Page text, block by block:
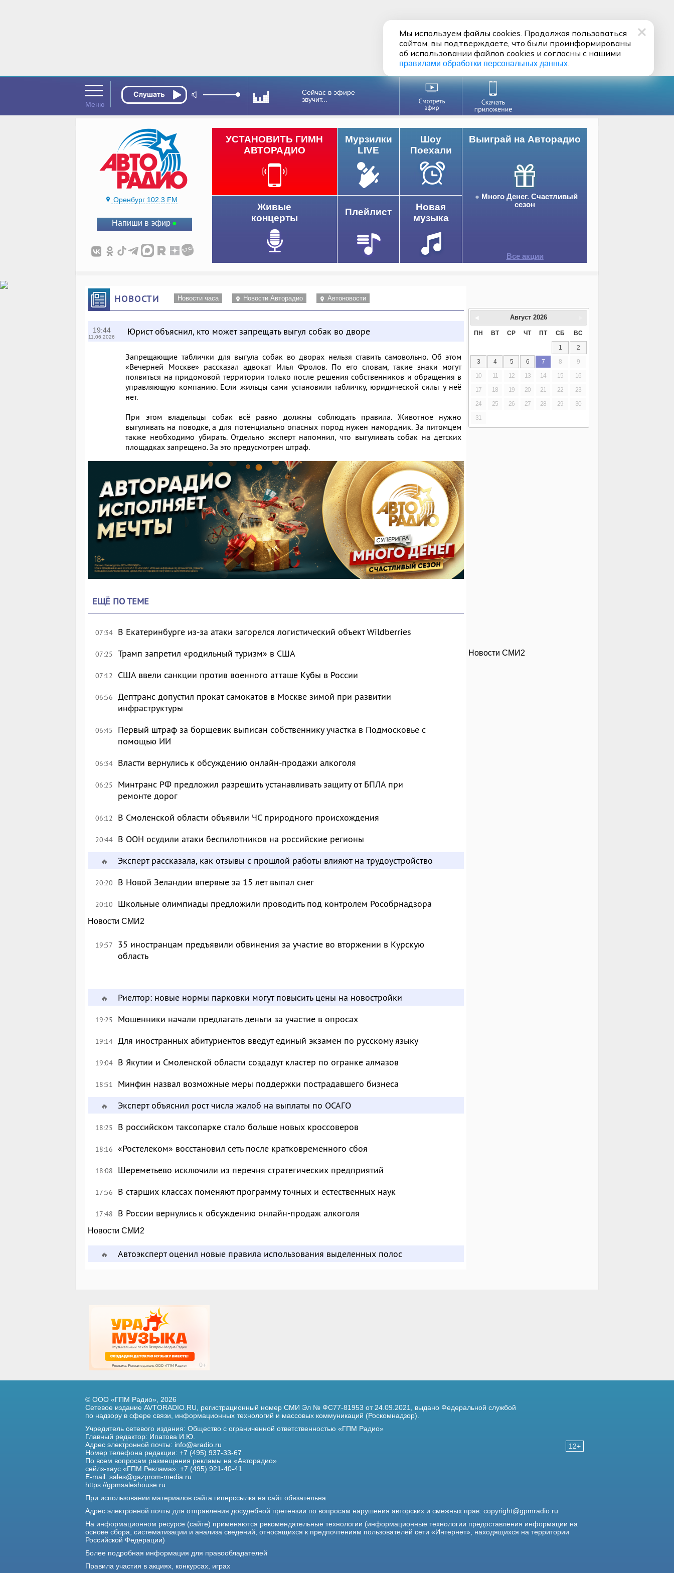
Сейчас в эфире
звучит...
Оренбург 102.3 FM
Напиши в эфир
Выиграй на Авторадио
Много Денег. Счастливый
сезон
Все акции
УСТАНОВИТЬ ГИМН
АВТОРАДИО
Мурзилки
LIVE
Шоу
Поехали
Живые
концерты
Плейлист
Новая
музыка
НОВОСТИ Новости часа Новости Авторадио Автоновости
19:44
11.06.2026 Юрист объяснил, кто может запрещать выгул собак во дворе
Запрещающие таблички для выгула собак во дворах нельзя ставить самовольно. Об этом
«Вечерней Москве» рассказал адвокат Илья Фролов. По его словам, такие знаки могут
появиться на придомовой территории только после решения собственников и обращения в
управляющую компанию. Если жильцы сами установили табличку, юридической силы у неё
нет.
При этом владельцы собак всё равно должны соблюдать правила. Животное нужно
выгуливать на поводке, а для потенциально опасных пород нужен намордник. За питомцем
также необходимо убирать. Отдельно эксперт напомнил, что выгуливать собак на детских
площадках запрещено. За это предусмотрен штраф.
ЕЩЁ ПО ТЕМЕ
07:34 В Екатеринбурге из-за атаки загорелся логистический объект Wildberries
07:25 Трамп запретил «родильный туризм» в США
07:12 США ввели санкции против военного атташе Кубы в России
06:56 Дептранс допустил прокат самокатов в Москве зимой при развитии
инфраструктуры
06:45
Первый штраф за борщевик выписан собственнику участка в Подмосковье с
помощью ИИ
06:34 Власти вернулись к обсуждению онлайн-продажи алкоголя
06:25
Минтранс РФ предложил разрешить устанавливать защиту от БПЛА при
ремонте дорог
06:12 В Смоленской области объявили ЧС природного происхождения
20:44 В ООН осудили атаки беспилотников на российские регионы
🔥 Эксперт рассказала, как отзывы с прошлой работы влияют на трудоустройство
20:20 В Новой Зеландии впервые за 15 лет выпал снег
20:10 Школьные олимпиады предложили проводить под контролем Рособрнадзора
Новости СМИ2
19:57
35 иностранцам предъявили обвинения за участие во вторжении в Курскую
область
🔥 Риелтор: новые нормы парковки могут повысить цены на новостройки
19:25 Мошенники начали предлагать деньги за участие в опросах
19:14 Для иностранных абитуриентов введут единый экзамен по русскому языку
19:04 В Якутии и Смоленской области создадут кластер по огранке алмазов
18:51 Минфин назвал возможные меры поддержки пострадавшего бизнеса
🔥 Эксперт объяснил рост числа жалоб на выплаты по ОСАГО
18:25 В российском таксопарке стало больше новых кроссоверов
18:16 «Ростелеком» восстановил сеть после кратковременного сбоя
18:08 Шереметьево исключили из перечня стратегических предприятий
17:56 В старших классах поменяют программу точных и естественных наук
17:48 В России вернулись к обсуждению онлайн-продаж алкоголя
Новости СМИ2
🔥 Автоэксперт оценил новые правила использования выделенных полос
Август 2026
ПН ВТ СР ЧТ ПТ СБ ВС
1
2
3
4 5 6 7 8
9
10
11 12 13 14 15
16
17
18 19 20 21 22
23
24
25 26 27 28 29
30
31
Новости СМИ2
12+
© ООО «ГПМ Радио», 2026
Сетевое издание AVTORADIO.RU, регистрационный номер СМИ Эл № ФС77-81953 от 24.09.2021, выдано Федеральной службой
по надзору в сфере связи, информационных технологий и массовых коммуникаций (Роскомнадзор).
Учредитель сетевого издания: Общество с ограниченной ответственностью «ГПМ Радио»
Главный редактор: Ипатова И.Ю.
Адрес электронной почты: info@aradio.ru
Номер телефона редакции: +7 (495) 937-33-67
По всем вопросам размещения рекламы на «Авторадио»
сейлз-хаус «ГПМ Реклама»: +7 (495) 921-40-41
E-mail: sales@gazprom-media.ru
https://gpmsaleshouse.ru
При использовании материалов сайта гиперссылка на сайт обязательна
Адрес электронной почты для отправления досудебной претензии по вопросам нарушения авторских и смежных прав: copyright@gpmradio.ru
На информационном ресурсе (сайте) применяются рекомендательные технологии (информационные технологии предоставления информации на
основе сбора, систематизации и анализа сведений, относящихся к предпочтениям пользователей сети «Интернет», находящихся на территории
Российской Федерации)
Более подробная информация для правообладателей
Правила участия в акциях, конкурсах, играх
Мы используем файлы cookies. Продолжая пользоваться
сайтом, вы подтверждаете, что были проинформированы
об использовании файлов cookies и согласны с нашими
правилами обработки персональных данных.